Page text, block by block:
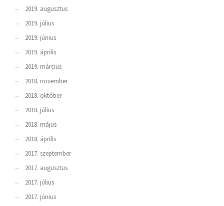
2019. augusztus
2019. július
2019. június
2019. április
2019. március
2018. november
2018. október
2018. július
2018. május
2018. április
2017. szeptember
2017. augusztus
2017. július
2017. június